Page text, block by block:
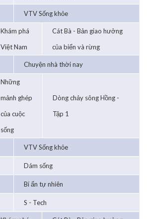
VTV Sống khỏe
Khám phá
Việt Nam
Cát Bà - Bản giao hưởng
của biển và rừng
Chuyện nhà thời nay
Những
mảnh ghép
của cuộc
sống
Dòng chảy sông Hồng -
Tập 1
VTV Sống khỏe
Dám sống
Bí ẩn tự nhiên
S - Tech